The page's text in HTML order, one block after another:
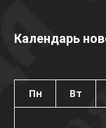
Календарь
Пн Вт